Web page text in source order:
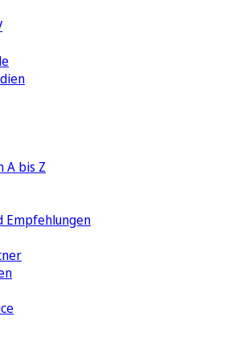
A bis Z
Empfehlungen